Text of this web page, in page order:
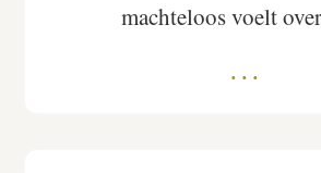
machteloos voelt